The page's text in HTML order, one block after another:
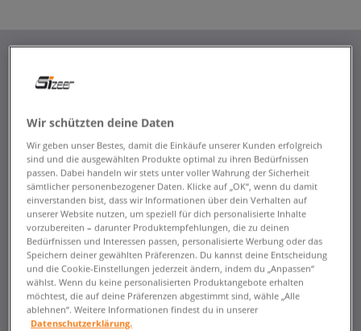
Wir schützten deine Daten
Wir geben unser Bestes, damit die Einkäufe unserer Kunden erfolgreich
sind und die ausgewählten Produkte optimal zu ihren Bedürfnissen
passen. Dabei handeln wir stets unter voller Wahrung der Sicherheit
sämtlicher personenbezogener Daten. Klicke auf „OK“, wenn du damit
einverstanden bist, dass wir Informationen über dein Verhalten auf
unserer Website nutzen, um speziell für dich personalisierte Inhalte
vorzubereiten – darunter Produktempfehlungen, die zu deinen
Bedürfnissen und Interessen passen, personalisierte Werbung oder das
Speichern deiner gewählten Präferenzen. Du kannst deine Entscheidung
und die Cookie-Einstellungen jederzeit ändern, indem du „Anpassen“
wählst. Wenn du keine personalisierten Produktangebote erhalten
möchtest, die auf deine Präferenzen abgestimmt sind, wähle „Alle
ablehnen“. Weitere Informationen findest du in unserer
Datenschutzerklärung.